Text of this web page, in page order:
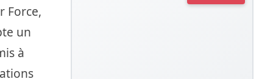
Force,
un
à